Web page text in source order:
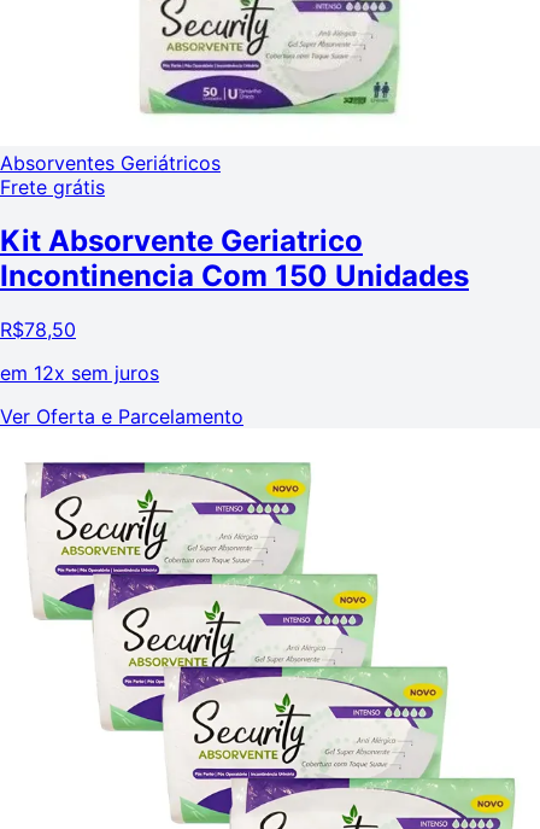
Absorventes Geriátricos
Frete grátis
Kit Absorvente Geriatrico
Incontinencia Com 150 Unidades
R$78,50
em 12x sem juros
Ver Oferta e Parcelamento